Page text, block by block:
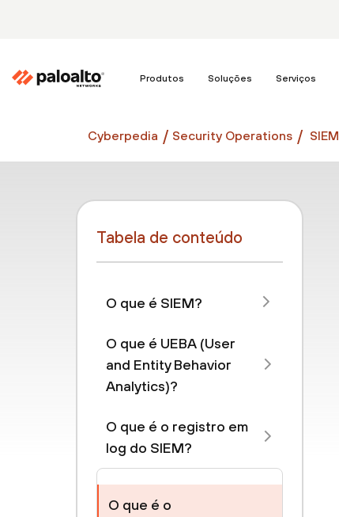
Produtos Soluções Serviços
Cyberpedia Security Operations SIEM
Tabela de conteúdo
O que é SIEM?
O que é UEBA (User
and Entity Behavior
Analytics)?
O que é o registro em
log do SIEM?
O que é o